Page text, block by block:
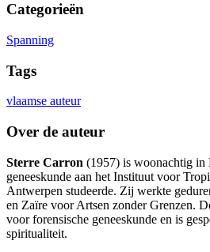
Categorieën
Spanning
Tags
vlaamse auteur
Over de auteur
Sterre Carron (1957) is woonachtig in
geneeskunde aan het Instituut voor
Antwerpen studeerde. Zij werkte
en Zaïre voor Artsen zonder Grenzen.
voor forensische geneeskunde en is
spiritualiteit.